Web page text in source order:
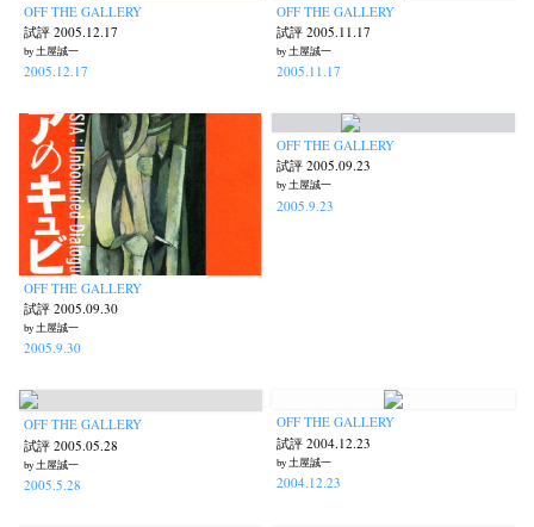
OFF THE GALLERY
試評 2005.12.17
by 土屋誠一
2005.12.17
OFF THE GALLERY
試評 2005.11.17
by 土屋誠一
2005.11.17
OFF THE GALLERY
試評 2005.09.30
by 土屋誠一
2005.9.30
OFF THE GALLERY
試評 2005.09.23
by 土屋誠一
2005.9.23
OFF THE GALLERY
試評 2005.05.28
by 土屋誠一
2005.5.28
OFF THE GALLERY
試評 2004.12.23
by 土屋誠一
2004.12.23